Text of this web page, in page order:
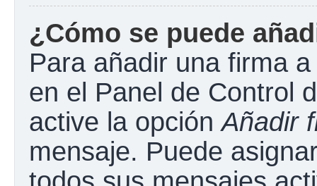
¿Cómo se puede
Para añadir una firma
en el Panel de Control
active la opciónAñadir
mensaje. Puede